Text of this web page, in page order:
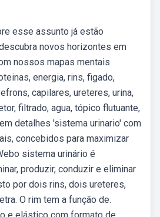
esse assunto já estão
novos horizontes em
nossos mapas mentais
energia, rins, figado,
capilares, ureteres, urina,
filtrado, agua, tópico flutuante,
detalhes 'sistema urinario' com
concebidos para maximizar
sistema urinário é
produzir, conduzir e eliminar
por dois rins, dois ureteres,
O rim tem a função de.